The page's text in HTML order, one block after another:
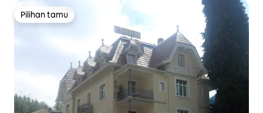
Pilihan tamu
Pilihan tamu